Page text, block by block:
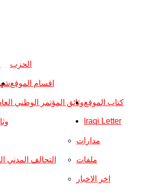
الحزب
وثائق المؤتمر الوطني
اقسام الموقع
التحالف المدني
مدارات
ملفات
اخر الاخبار
كتاب الموقع
Iraqi Letter